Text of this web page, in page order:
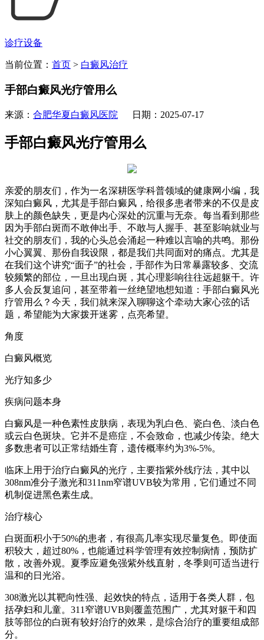
诊疗设备
当前位置： 首页 > 白癜风治疗
手部白癜风光疗管用么
来源： 合肥华夏白癜风医院 日期：2025-07-17
手部白癜风光疗管用么
亲爱的朋友们，作为一名深耕医学科普领域的健康网小编，我
深知白癜风，尤其是手部白癜风，给很多患者带来的不仅是皮
肤上的颜色缺失，更是内心深处的沉重与无奈。每当看到那些
因为手部白斑而不敢伸出手、不敢与人握手、甚至影响就业与
社交的朋友们，我的心头总会涌起一种难以言喻的共鸣。那份
小心翼翼、那份自我设限，都是我们共同面对的痛点。尤其是
在我们这个讲究“面子”的社会，手部作为日常暴露较多、交流
较频繁的部位，一旦出现白斑，其心理影响往往远超躯干。许
多人会反复追问，甚至带着一丝绝望地想知道：手部白癜风光
疗管用么？今天，我们就来深入聊聊这个牵动大家心弦的话
题，希望能为大家拨开迷雾，点亮希望。
角度
白癜风概览
光疗知多少
疾病问题本身
白癜风是一种色素性皮肤病，表现为乳白色、瓷白色、淡白色
或云白色斑块。它并不是癌症，不会致命，也减少传染。绝大
多数患者可以正常结婚生育，遗传概率约为3%-5%。
临床上用于治疗白癜风的光疗，主要指紫外线疗法，其中以
308nm准分子激光和311nm窄谱UVB较为常用，它们通过不同
机制促进黑色素生成。
治疗核心
白斑面积小于50%的患者，有很高几率实现尽量复色。即使面
积较大，超过80%，也能通过科学管理有效控制病情，预防扩
散，改善外观。夏季应避免强紫外线直射，冬季则可适当进行
温和的日光浴。
308激光以其靶向性强、起效快的特点，适用于各类人群，包
括孕妇和儿童。311窄谱UVB则覆盖范围广，尤其对躯干和四
肢等部位的白斑有较好治疗的效果，是综合治疗的重要组成部
分。